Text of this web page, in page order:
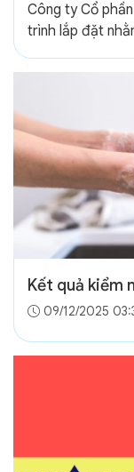
Công ty Cổ
trình lắp đặt
Kết quả kiểm
09/12/2025